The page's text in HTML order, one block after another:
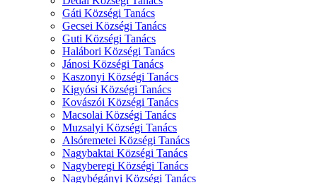
Gáti Községi Tanács
Gecsei Községi Tanács
Guti Községi Tanács
Halábori Községi Tanács
Jánosi Községi Tanács
Kaszonyi Községi Tanács
Kigyósi Községi Tanács
Kovászói Községi Tanács
Macsolai Községi Tanács
Muzsalyi Községi Tanács
Alsóremetei Községi Tanács
Nagybaktai Községi Tanács
Nagyberegi Községi Tanács
Nagybégányi Községi Tanács